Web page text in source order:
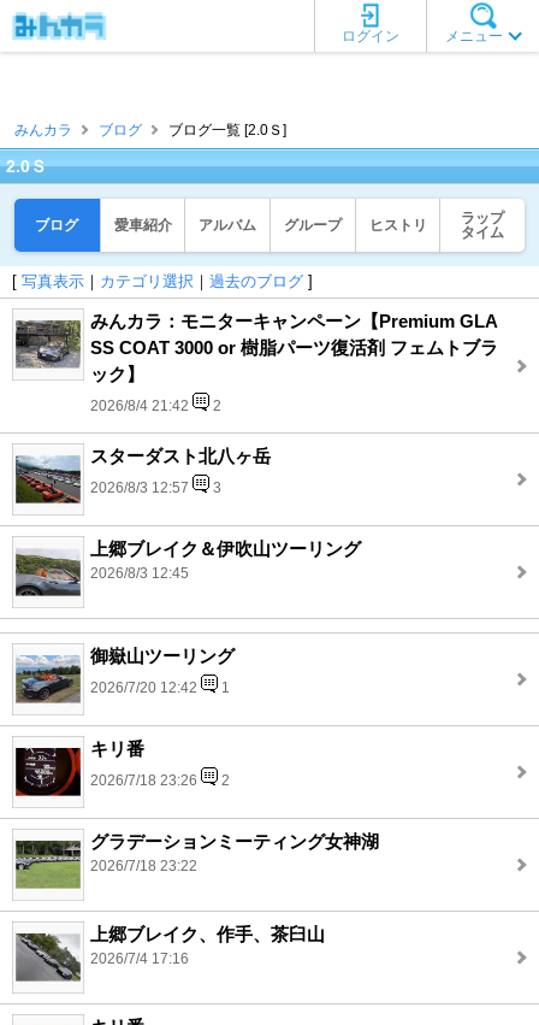
メニュー
ログイン
みんカラ ブログ ブログ一覧 [2.0Ｓ]
2.0Ｓ
ブログ 愛車紹介 アルバム グループ ヒストリ
ラップ
タイム
[ 写真表示 ｜ カテゴリ選択 ｜ 過去のブログ ]
みんカラ：モニターキャンペーン【Premium GLA
SS COAT 3000 or 樹脂パーツ復活剤 フェムトブラ
ック】
2026/8/4 21:42 2
スターダスト北八ヶ岳
2026/8/3 12:57 3
上郷ブレイク＆伊吹山ツーリング
2026/8/3 12:45
御嶽山ツーリング
2026/7/20 12:42 1
キリ番
2026/7/18 23:26 2
グラデーションミーティング女神湖
2026/7/18 23:22
上郷ブレイク、作手、茶臼山
2026/7/4 17:16